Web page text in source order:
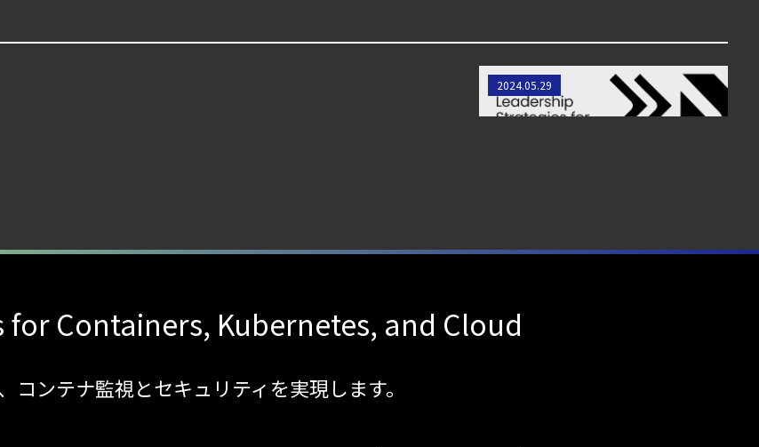
リスク軽減、透明性、迅速性のた
めのリーダーシップ戦略
2024.05.29
for Containers, Kubernetes, and Cloud
コンテナ監視とセキュリティを実現します。